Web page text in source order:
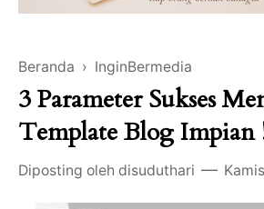
Beranda › InginBermedia
3 Parameter Sukses
Template Blog Impian
Diposting oleh disuduthari